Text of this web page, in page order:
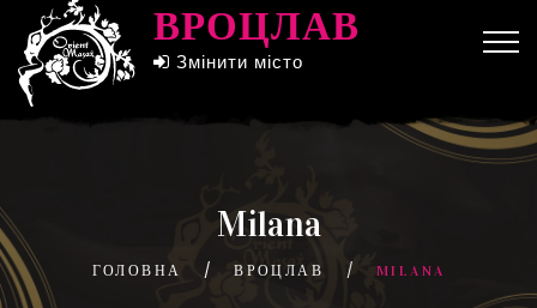
ВРОЦЛАВ
Змінити місто
Milana
ГОЛОВНА ВРОЦЛАВ MILANA